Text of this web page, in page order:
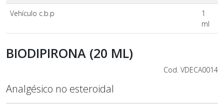
Vehículo c.b.p
1
ml
BIODIPIRONA (20 ML)
Cod. VDECA0014
Analgésico no esteroidal